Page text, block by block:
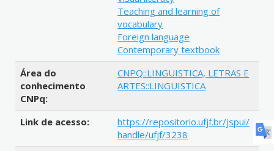
Teaching and learning of
vocabulary
Foreign language
Contemporary textbook
Área do
conhecimento
CNPq:
CNPQ::LINGUISTICA, LETRAS E
ARTES::LINGUISTICA
Link de acesso:
https://repositorio.ufjf.br/jspui/
handle/ufjf/3238